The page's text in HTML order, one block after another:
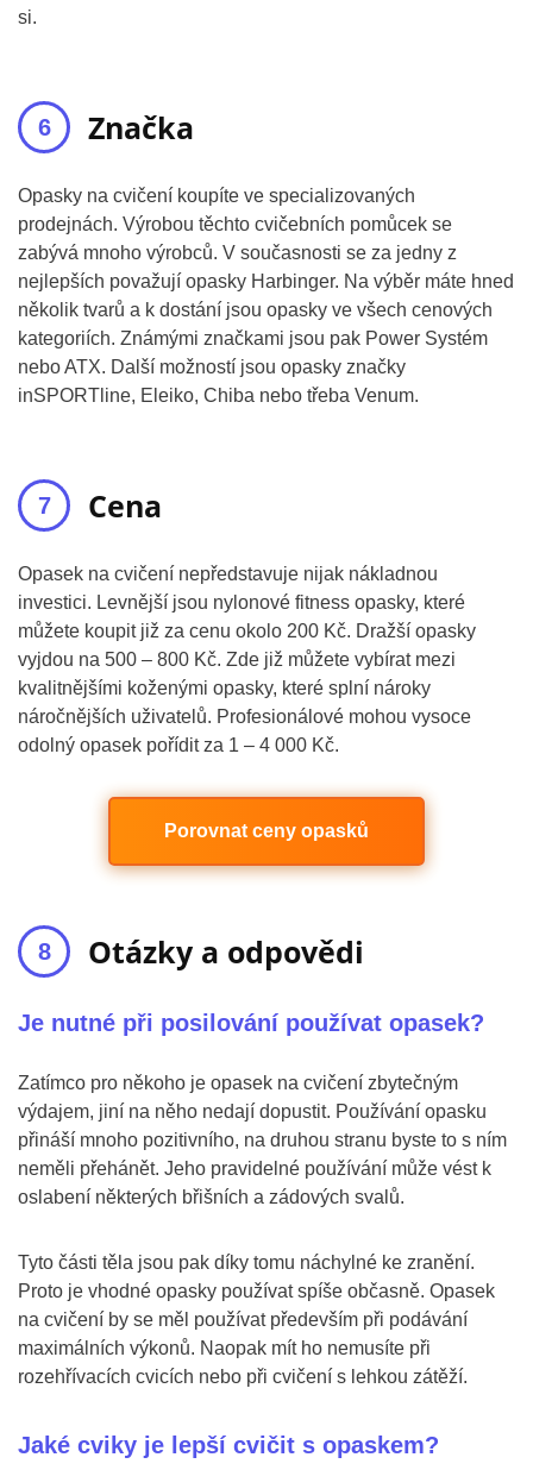
si.
Značka
Opasky na cvičení koupíte ve specializovaných
prodejnách. Výrobou těchto cvičebních pomůcek se
zabývá mnoho výrobců. V současnosti se za jedny z
nejlepších považují opasky Harbinger. Na výběr máte hned
několik tvarů a k dostání jsou opasky ve všech cenových
kategoriích. Známými značkami jsou pak Power Systém
nebo ATX. Další možností jsou opasky značky
inSPORTline, Eleiko, Chiba nebo třeba Venum.
Cena
Opasek na cvičení nepředstavuje nijak nákladnou
investici. Levnější jsou nylonové fitness opasky, které
můžete koupit již za cenu okolo 200 Kč. Dražší opasky
vyjdou na 500 – 800 Kč. Zde již můžete vybírat mezi
kvalitnějšími koženými opasky, které splní nároky
náročnějších uživatelů. Profesionálové mohou vysoce
odolný opasek pořídit za 1 – 4 000 Kč.
Porovnat ceny opasků
Otázky a odpovědi
Je nutné při posilování používat opasek?
Zatímco pro někoho je opasek na cvičení zbytečným
výdajem, jiní na něho nedají dopustit. Používání opasku
přináší mnoho pozitivního, na druhou stranu byste to s ním
neměli přehánět. Jeho pravidelné používání může vést k
oslabení některých břišních a zádových svalů.
Tyto části těla jsou pak díky tomu náchylné ke zranění.
Proto je vhodné opasky používat spíše občasně. Opasek
na cvičení by se měl používat především při podávání
maximálních výkonů. Naopak mít ho nemusíte při
rozehřívacích cvicích nebo při cvičení s lehkou zátěží.
Jaké cviky je lepší cvičit s opaskem?